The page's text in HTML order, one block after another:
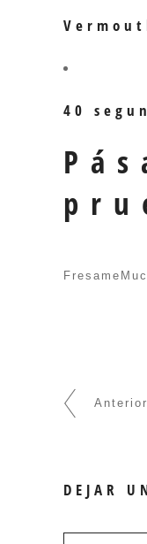
40
Anterior
DEJAR